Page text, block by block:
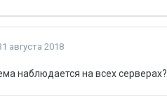
августа 2018
наблюдается на всех серверах?